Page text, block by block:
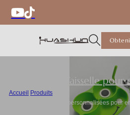
Vaisselle pour
Accueil Produits/
Ensemble d'assiettes personnalisées pour